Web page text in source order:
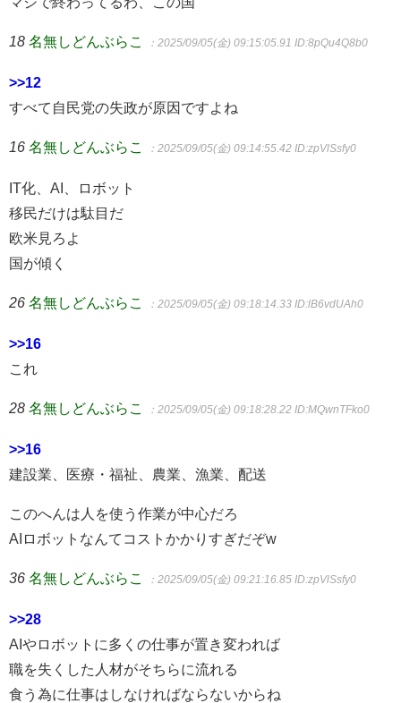
18 名無しどんぶらこ ：2025/09/05(金) 09:15:05.91 ID:8pQu4Q8b0
>>12
すべて自民党の失政が原因ですよね
16 名無しどんぶらこ ：2025/09/05(金) 09:14:55.42 ID:zpVlSsfy0
IT化、AI、ロボット
移民だけは駄目だ
欧米見ろよ
国が傾く
26 名無しどんぶらこ ：2025/09/05(金) 09:18:14.33 ID:lB6vdUAh0
>>16
これ
28 名無しどんぶらこ ：2025/09/05(金) 09:18:28.22 ID:MQwnTFko0
>>16
建設業、医療・福祉、農業、漁業、配送
このへんは人を使う作業が中心だろ
AIロボットなんてコストかかりすぎだぞw
36 名無しどんぶらこ ：2025/09/05(金) 09:21:16.85 ID:zpVlSsfy0
>>28
AIやロボットに多くの仕事が置き変われば
職を失くした人材がそちらに流れる
食う為に仕事はしなければならないからね